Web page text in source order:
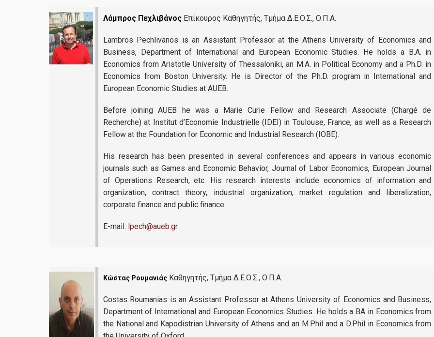
ΙΚΥ-Ίδρυμα Κρατικών Υποτροφιών
ΕΛΙΑΜΕΠ
Research Papers in Economics
Connect with us
Facebook
Linkedin
Instagram
Λάμπρος Πεχλιβάνος Επίκουρος Καθηγητής, Τμήμα Δ.Ε.Ο.Σ., Ο.Π.Α.
Lambros Pechlivanos is an Assistant Professor at the Athens University of Economics and
Business, Department of International and European Economic Studies. He holds a B.A. in
Economics from Aristotle University of Thessaloniki, an M.A. in Political Economy and a Ph.D. in
Economics from Boston University. He is Director of the Ph.D. program in International and
European Economic Studies at AUEB.
Before joining AUEB he was a Marie Curie Fellow and Research Associate (Chargé de
Recherche) at Institut d’Economie Industrielle (IDEI) in Toulouse, France, as well as a Research
Fellow at the Foundation for Economic and Industrial Research (IOBE).
His research has been presented in several conferences and appears in various economic
journals such as Games and Economic Behavior, Journal of Labor Economics, European Journal
of Operations Research, etc. His research interests include economics of information and
organization, contract theory, industrial organization, market regulation and liberalization,
corporate finance and public finance.
E-mail: lpech@aueb.gr
Κώστας Ρουμανιάς Καθηγητής, Τμήμα Δ.Ε.Ο.Σ., Ο.Π.Α.
Costas Roumanias is an Assistant Professor at Athens University of Economics and Business,
Department of International and European Economics Studies. He holds a BA in Economics from
the National and Kapodistrian University of Athens and an M.Phil and a D.Phil in Economics from